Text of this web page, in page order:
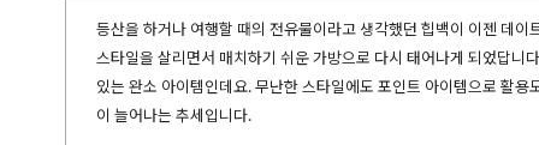
등산을 하거나 여행할 때의 전유물이라고 생각했던 힙백이 이젠 데이
스타일을 살리면서 매치하기 쉬운 가방으로 다시 태어나게 되었답니
있는 완소 아이템인데요. 무난한 스타일에도 포인트 아이템으로 활용
이 늘어나는 추세입니다.